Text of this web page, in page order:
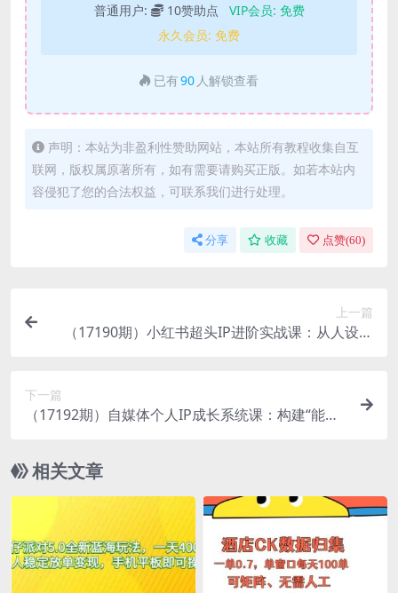
普通用户: 10赞助点 VIP会员: 免费
永久会员: 免费
已有90 人解锁查看
声明：本站为非盈利性赞助网站，本站所有教程收集自互
联网，版权属原著所有，如有需要请购买正版。如若本站内
容侵犯了您的合法权益，可联系我们进行处理。
分享 收藏 点赞(60)
上一篇
（17190期）小红书超头IP进阶实战课：从人设定
下一篇
（17192期）自媒体个人IP成长系统课：构建“能力-
全链路
相关文章